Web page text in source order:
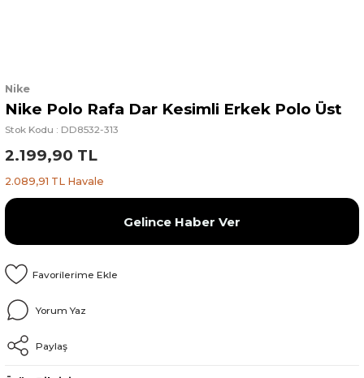
Nike
Nike Polo Rafa Dar Kesimli Erkek Polo Üst
Stok Kodu : DD8532-313
2.199,90 TL
2.089,91 TL Havale
Gelince Haber Ver
Yorum Yaz
Paylaş